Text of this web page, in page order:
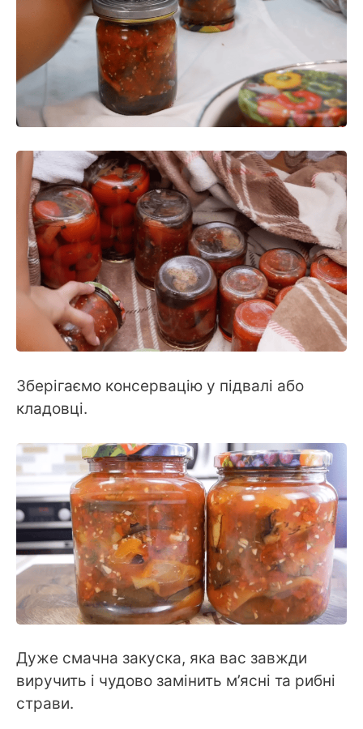
Зберігаємо консервацію у підвалі або
кладовці.
Дуже смачна закуска, яка вас завжди
виручить і чудово замінить м’ясні та рибні
страви.